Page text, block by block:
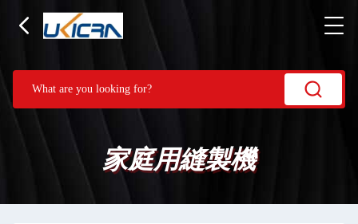
家庭用縫製機